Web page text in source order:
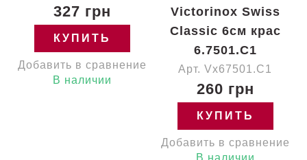
327 грн
КУПИТЬ
Добавить в сравнение
В наличии
Victorinox Swiss
Classic 6см крас
6.7501.C1
Арт. Vx67501.C1
260 грн
КУПИТЬ
Добавить в сравнение
В наличии